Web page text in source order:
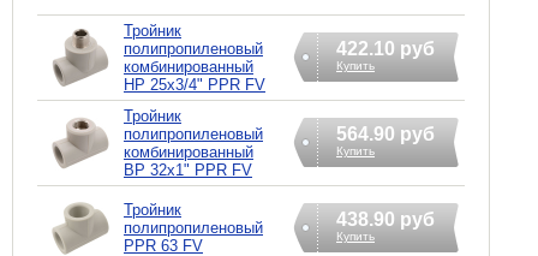
Тройник
полипропиленовый
комбинированный
НР 25х3/4" PPR FV
422.10 руб
Купить
Тройник
полипропиленовый
комбинированный
ВР 32х1" PPR FV
564.90 руб
Купить
Тройник
полипропиленовый
PPR 63 FV
438.90 руб
Купить